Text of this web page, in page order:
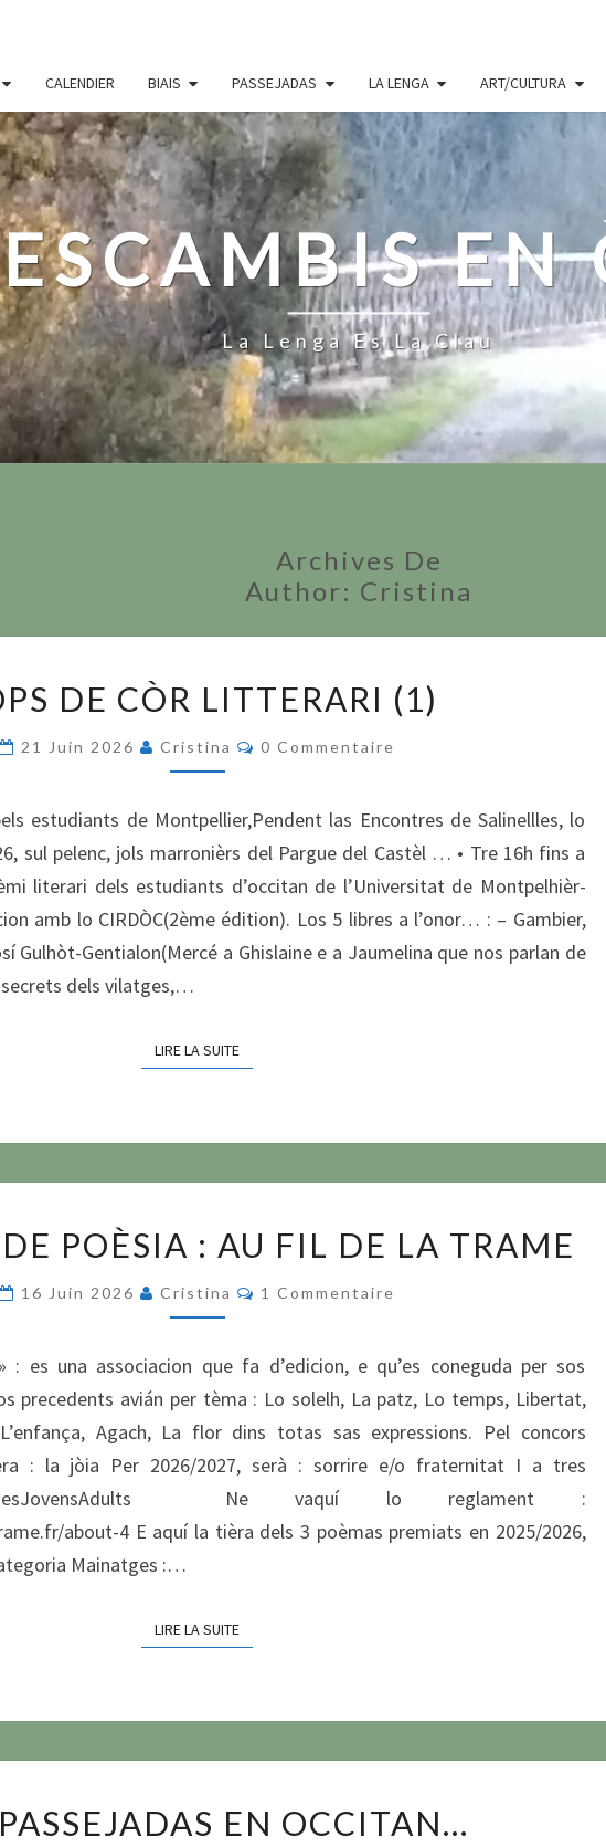
CALENDIER BIAIS PASSEJADAS LA LENGA ART/CULTURA
ESCAMBIS EN
La Lenga Es La Clau
Archives De
Author: Cristina
DE
CÒR
LITTERARI
DE CÒR LITTERARI (1)
21 Juin 2026 Cristina Commentaires
0 Commentaire
estudiants de Montpellier,Pendent las Encontres de Salinellles, lo
sul pelenc, jols marronièrs del Pargue del Castèl … • Tre 16h fins a
literari dels estudiants d’occitan de l’Universitat de Montpelhièr-
amb lo CIRDÒC(2ème édition). Los 5 libres a l’onor… : – Gambier,
Gulhòt-Gentialon(Mercé a Ghislaine e a Jaumelina que nos parlan de
secrets dels vilatges,…
LIRE LA SUITELIRE LA SUITE
DE
POÈSIA :
AU
DE
POÈSIA : AU FIL DE LA TRAME
16 Juin 2026 Cristina Commentaires
1 Commentaire
: es una associacion que fa d’edicion, e qu’es coneguda per sos
precedents avián per tèma : Lo solelh, La patz, Lo temps, Libertat,
Agach, La flor dins totas sas expressions. Pel concors
: la jòia Per 2026/2027, serà : sorrire e/o fraternitat I a tres
Ne vaquí lo reglament :
about-4 E aquí la tièra dels 3 poèmas premiats en 2025/2026,
Mainatges :…
LIRE LA SUITELIRE LA SUITE
PASSEJADAS
EN OCCITAN…